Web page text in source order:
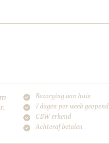
Bezorging aan huis
7 dagen per week geopend
CBW erkend
Achteraf betalen